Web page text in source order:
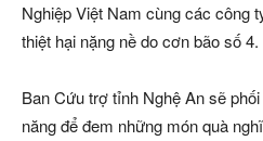
Nghiệp Việt Nam cùng các công
thiệt hại nặng nề do cơn bão số 4.
Ban Cứu trợ tỉnh Nghệ An sẽ
năng để đem những món quà